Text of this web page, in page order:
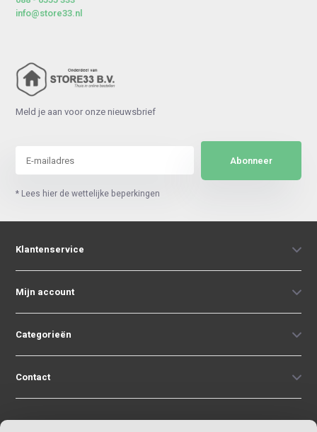
info@store33.nl
Meld je aan voor onze nieuwsbrief
Abonneer
* Lees hier de wettelijke beperkingen
Klantenservice
Mijn account
Categorieën
Contact